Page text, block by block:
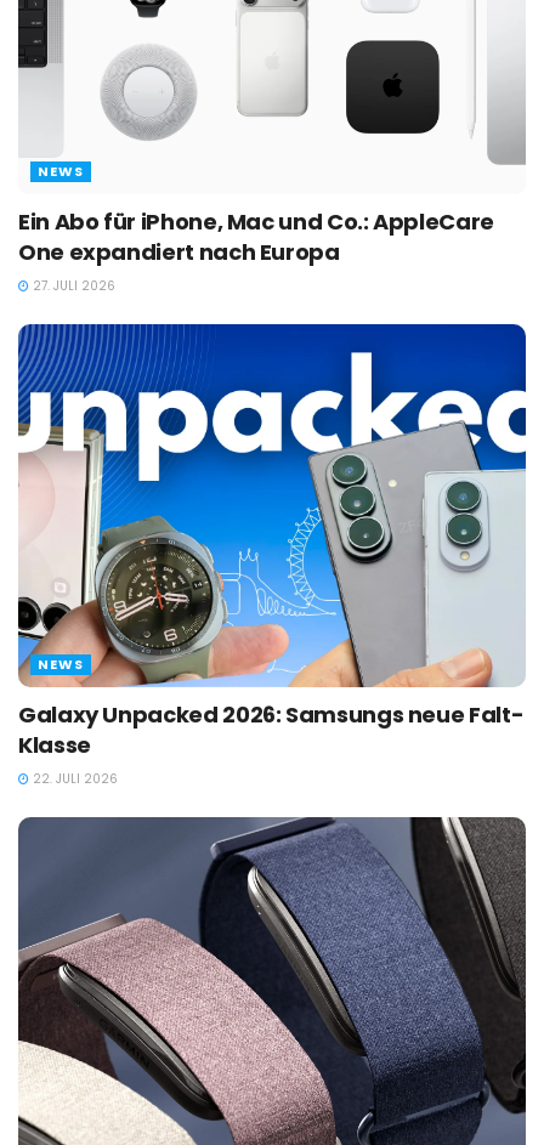
NEWS
Ein Abo für iPhone, Mac und Co.: AppleCare
One expandiert nach Europa
27. JULI 2026
NEWS
Galaxy Unpacked 2026: Samsungs neue Falt-
Klasse
22. JULI 2026